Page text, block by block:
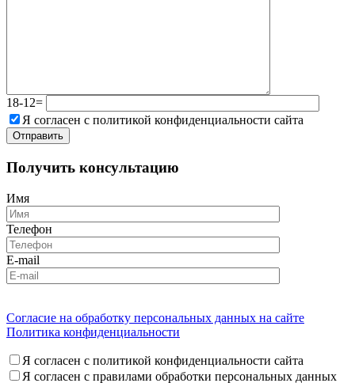
18-12=
Я согласен с политикой конфиденциальности сайта
Получить консультацию
Имя
Телефон
E-mail
Согласие на обработку персональных данных на сайте
Политика конфиденциальности
Я согласен с политикой конфиденциальности сайта
Я согласен с правилами обработки персональных данных